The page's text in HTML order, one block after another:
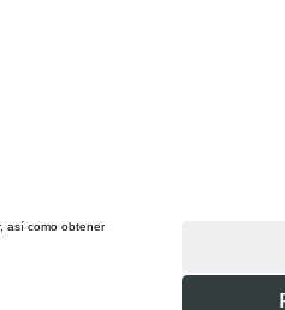
así como obtener